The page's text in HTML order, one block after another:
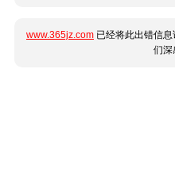
www.365jz.com 已经将此出错信
们深